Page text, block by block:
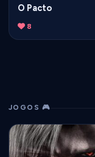
O Pacto
8
JOGOS 🎮